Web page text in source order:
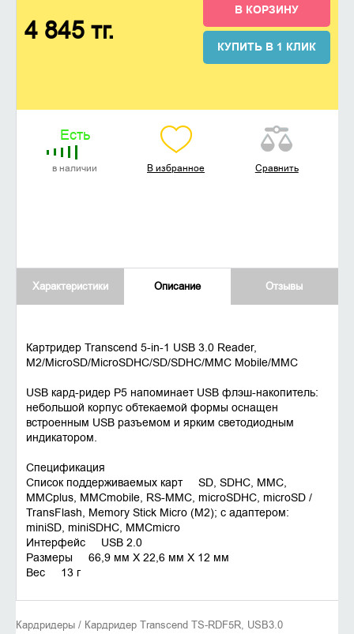
4 845 тг.
В КОРЗИНУ
КУПИТЬ В 1 КЛИК
Есть
в наличии В избранное Сравнить
Характеристики Описание Отзывы
Картридер Transcend 5-in-1 USB 3.0 Reader,
M2/MicroSD/MicroSDHC/SD/SDHC/MMC Mobile/MMC
USB кард-ридер P5 напоминает USB флэш-накопитель:
небольшой корпус обтекаемой формы оснащен
встроенным USB разъемом и ярким светодиодным
индикатором.
Спецификация
Список поддерживаемых карт SD, SDHC, MMC,
MMCplus, MMCmobile, RS-MMC, microSDHC, microSD /
TransFlash, Memory Stick Micro (M2); с адаптером:
miniSD, miniSDHC, MMCmicro
Интерфейс USB 2.0
Размеры 66,9 мм X 22,6 мм X 12 мм
Вес 13 г
Кардридеры / Кардридер Transcend TS-RDF5R, USB3.0